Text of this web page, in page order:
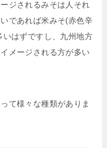
ジされるみそは人それ
であれば米みそ(赤色辛
はずですし、九州地方
メージされる方が多い
て様々な種類がありま